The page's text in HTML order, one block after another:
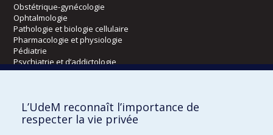
Obstétrique-gynécologie
Ophtalmologie
Pathologie et biologie cellulaire
Pharmacologie et physiologie
Pédiatrie
Psychiatrie et d’addictologie
Radiologie, radio-oncologie et médecine nucléaire
Écoles
L’UdeM reconnaît l’importance de
respecter la vie privée